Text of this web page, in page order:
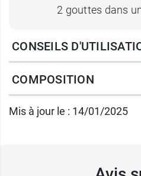
2 gouttes dans
Vous pouvez
CONSEILS
COMPOSITION
Mis à jour le : 14/01/2025